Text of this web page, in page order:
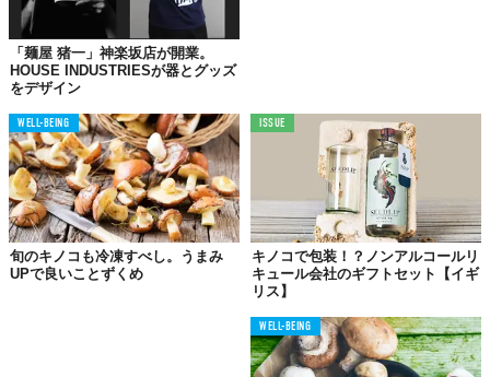
「麺屋 猪一」神楽坂店が開業。
HOUSE INDUSTRIESが器とグッズ
をデザイン
WELL-BEING
旬のキノコも冷凍すべし。うまみ
UPで良いことずくめ
ISSUE
キノコで包装！？ノンアルコールリ
キュール会社のギフトセット【イギ
リス】
WELL-BEING